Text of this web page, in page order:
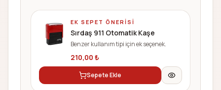
EK SEPET ÖNERISI
Sırdaş 911 Otomatik Kaşe
Benzer kullanım tipi için ek seçenek.
210,00 ₺
Sepete Ekle